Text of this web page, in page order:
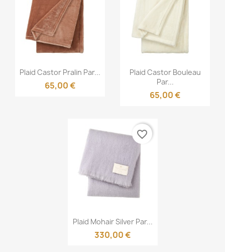
Aperçu rapide
Plaid Castor Pralin Par...
65,00 €
Aperçu rapide
Plaid Castor Bouleau
Par...
65,00 €
 Aperçu rapide
Plaid Mohair Silver Par...
330,00 €
favorite_border